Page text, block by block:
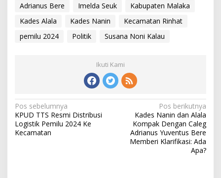
Adrianus Bere Imelda Seuk
Kabupaten Malaka
Kades Alala
Kades Nanin
Kecamatan Rinhat
pemilu 2024
Politik Susana Noni Kalau
Ikuti Kami
N
a
v
Pos sebelumnya
KPUD TTS Resmi Distribusi
Logistik Pemilu 2024 Ke
Kecamatan
Pos berikutnya
Kades Nanin dan Alala
Kompak Dengan Caleg
Adrianus Yuventus Bere
Memberi Klarifikasi: Ada
Apa?